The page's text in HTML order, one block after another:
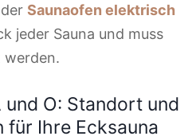
Saunaofen elektrisch
jeder Sauna und muss
werden.
und O: Standort und
für Ihre Ecksauna